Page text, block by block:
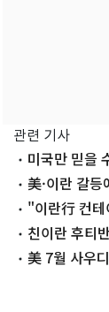
관련 기사
미국만 믿을
협정' 체결(종
美·이란 갈
연속↑
"이란行 컨
친이란 후티
美 7월 사우